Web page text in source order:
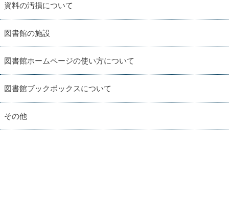
資料の汚損について
図書館の施設
図書館ホームページの使い方について
図書館ブックボックスについて
その他